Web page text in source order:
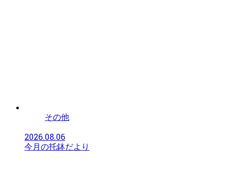
その他
2026.08.06
今月の托鉢だより